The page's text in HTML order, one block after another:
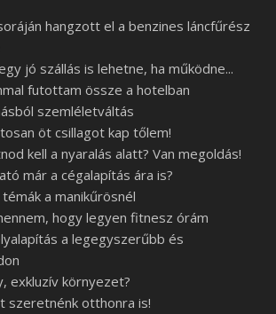
hangzott el a benzines láncfűrész
jó szállás is lehetne, ha működne...
futottam össze a hotelban
szemléletváltás
öt csillagot kap tőlem!
kell a nyaralás alatt? Van megoldás!
már a cégalapítás ára is?
a manikűrösnél
hogy legyen fitnesz órám
a legegyszerűbb és
exkluzív környezet?
szeretnénk otthonra is!